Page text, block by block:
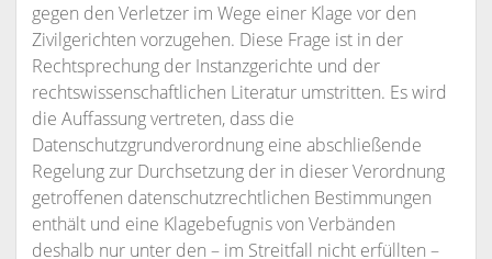
gegen den Verletzer im Wege einer Klage vor den
Zivilgerichten vorzugehen. Diese Frage ist in der
Rechtsprechung der Instanzgerichte und der
rechtswissenschaftlichen Literatur umstritten. Es wird
die Auffassung vertreten, dass die
Datenschutzgrundverordnung eine abschließende
Regelung zur Durchsetzung der in dieser Verordnung
getroffenen datenschutzrechtlichen Bestimmungen
enthält und eine Klagebefugnis von Verbänden
deshalb nur unter den – im Streitfall nicht erfüllten –